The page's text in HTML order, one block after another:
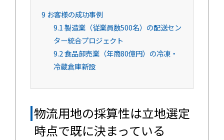
9 お客様の成功事例
9.1製造業（従業員数500名）の配送セン
ター統合プロジェクト
9.2食品卸売業（年商80億円）の冷凍・
冷蔵倉庫新設
物流用地の採算性は立地選定
時点で既に決まっている